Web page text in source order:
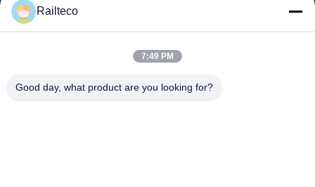
E-mail：read@railteco.com
Bedrijfprofiel
Railteco
7:49 PM
Good day, what product are you looking for?